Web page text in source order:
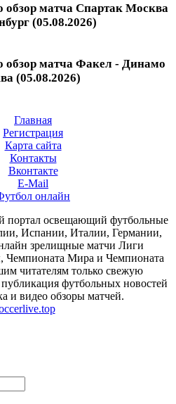
обзор матча Спартак Москва
(05.08.2026)
обзор матча Факел - Динамо
(05.08.2026)
Главная
Регистрация
Карта сайта
Контакты
Вконтакте
E-Mail
онлайн
портал освещающий футбольные
Испании, Италии, Германии,
зрелищные матчи Лиги
Мира и Чемпионата
читателям только свежую
футбольных новостей
и видео обзоры матчей.